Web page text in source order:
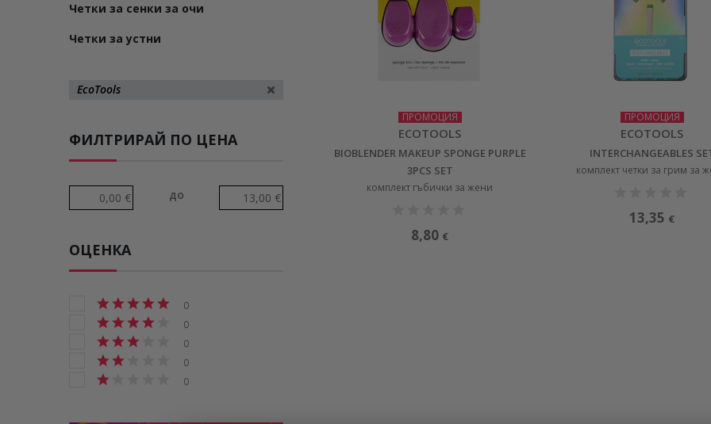
Четки за сенки за очи
Четки за устни
EcoTools
ФИЛТРИРАЙ ПО ЦЕНА
до
ОЦЕНКА
0
0
0
0
0
ПРОМОЦИЯ
ECOTOOLS
BIOBLENDER MAKEUP SPONGE PURPLE
3PCS SET
комплект гъбички за жени
8,80 €
ПРОМОЦИЯ
ECOTOOLS
INTERCHANGEABLES
комплект четки за грим за
13,35 €